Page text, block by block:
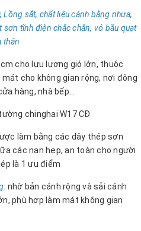
sắt, chất liệu cánh bằng nhưa,
tĩnh điện chắc chắn, vỏ bầu quạt
thân
cho lưu lượng gió lớn, thuộc
cho không gian rộng, nơi đông
hàng, nhà bếp...
chinghai W17 CĐ
làm bằng các dây thép sơn
các nan hẹp, an toàn cho người
là 1 ưu điểm
nhờ bản cánh rộng và sải cánh
phù hợp làm mát không gian